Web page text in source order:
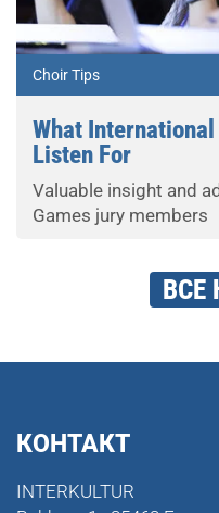
Choir Tips
What
Listen For
Valuable insight and
Games jury members
ВСЕ
КОНТАКТ
INTERKULTUR